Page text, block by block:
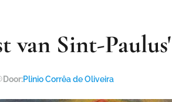
van Sint-
Door:Plinio Corrêa de Oliveira